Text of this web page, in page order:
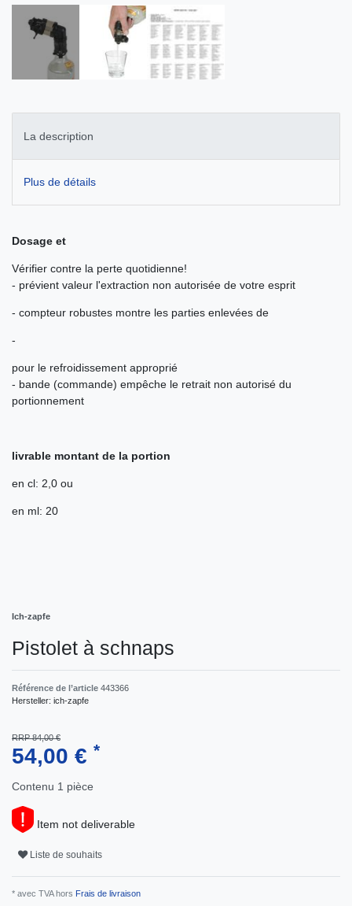
La description
Plus de détails
Dosage et
Vérifier contre la perte quotidienne!
- prévient valeur l'extraction non autorisée de votre esprit
- compteur robustes montre les parties enlevées de
-
pour le refroidissement approprié
- bande (commande) empêche le retrait non autorisé du
portionnement
livrable montant de la portion
en cl: 2,0 ou
en ml: 20
Ich-zapfe
Pistolet à schnaps
Référence de l’article 443366
Hersteller: ich-zapfe
RRP 84,00 €
54,00 € *
Contenu 1 pièce
Item not deliverable
Liste de souhaits
* avec TVA hors Frais de livraison